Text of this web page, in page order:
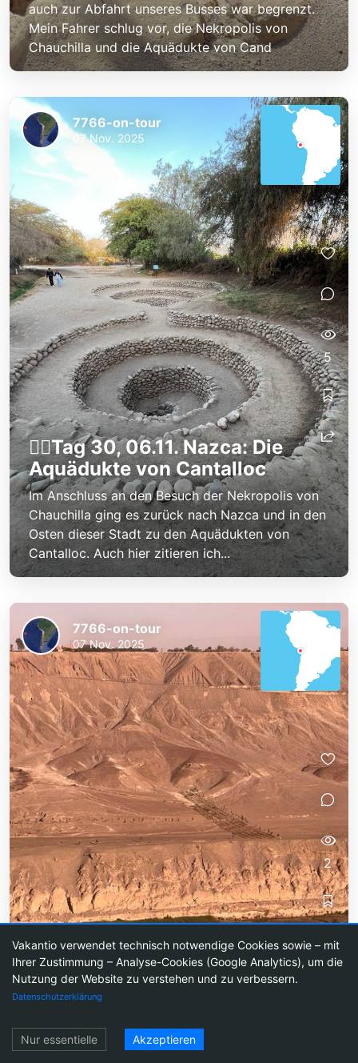
auch zur Abfahrt unseres Busses war begrenzt.
Mein Fahrer schlug vor, die Nekropolis von
Chauchilla und die Aquädukte von Cand
👷‍♂️Tag 30, 06.11. Nazca: Die
Aquädukte von Cantalloc
Im Anschluss an den Besuch der Nekropolis von
Chauchilla ging es zurück nach Nazca und in den
Osten dieser Stadt zu den Aquädukten von
Cantalloc. Auch hier zitieren ich...
7766-on-tour
07 Nov. 2025
5
👷‍♂️Tag 31 (7.11.) 🚌Reise von
Atacama
7766-on-tour
07 Nov. 2025
2
Vakantio verwendet technisch notwendige Cookies sowie – mit
Ihrer Zustimmung – Analyse-Cookies (Google Analytics), um die
Nutzung der Website zu verstehen und zu verbessern.
Datenschutzerklärung
Nur essentielle Akzeptieren